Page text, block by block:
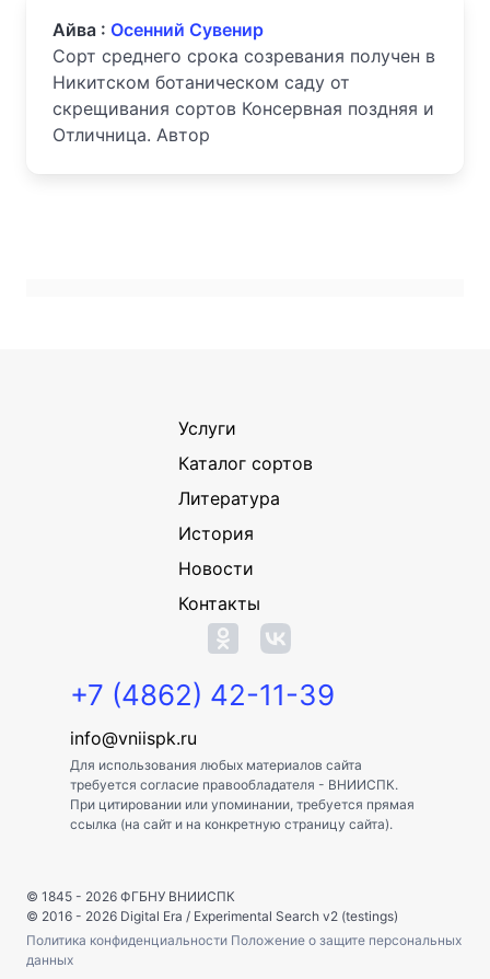
Айва : Осенний Сувенир
Сорт среднего срока созревания получен в
Никитском ботаническом саду от
скрещивания сортов Консервная поздняя и
Отличница. Автор
Услуги
Каталог сортов
Литература
История
Новости
Контакты
+7 (4862) 42-11-39
info@vniispk.ru
Для использования любых материалов сайта
требуется согласие правообладателя - ВНИИСПК.
При цитировании или упоминании, требуется прямая
ссылка (на сайт и на конкретную страницу сайта).
© 1845 - 2026 ФГБНУ ВНИИСПК
© 2016 - 2026 Digital Era / Experimental Search v2 (testings)
Политика конфиденциальности Положение о защите персональных
данных